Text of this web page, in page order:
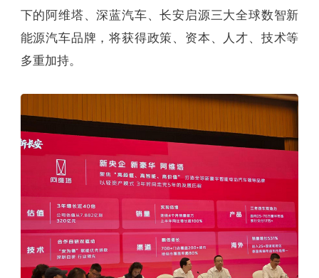
下的阿维塔、深蓝汽车、长安启源三大全球数智新
能源汽车品牌，将获得政策、资本、人才、技术等
多重加持。